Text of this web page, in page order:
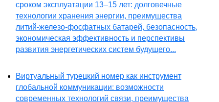
сроком эксплуатации 13–15 лет: долговечные
технологии хранения энергии, преимущества
литий-железо-фосфатных батарей, безопасность,
экономическая эффективность и перспективы
развития энергетических систем будущего...
Виртуальный турецкий номер как инструмент
глобальной коммуникации: возможности
современных технологий связи, преимущества